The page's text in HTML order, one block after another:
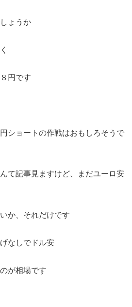
ょうか
円です
ショートの作戦はおもしろそうで
て記事見ますけど、まだユーロ安
か、それだけです
なしでドル安
が相場です